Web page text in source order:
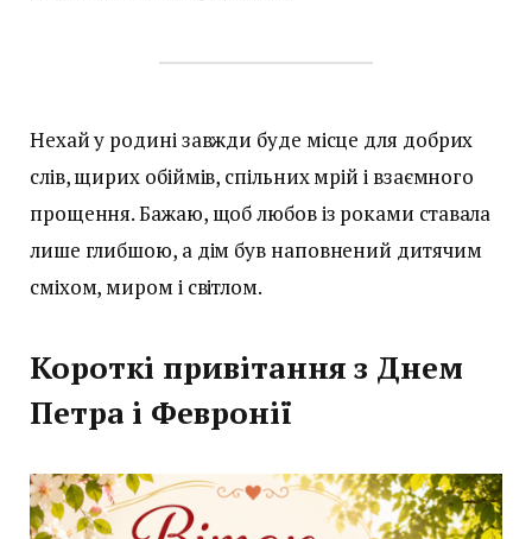
Нехай у родині завжди буде місце для добрих
слів, щирих обіймів, спільних мрій і взаємного
прощення. Бажаю, щоб любов із роками ставала
лише глибшою, а дім був наповнений дитячим
сміхом, миром і світлом.
Короткі привітання з Днем
Петра і Февронії